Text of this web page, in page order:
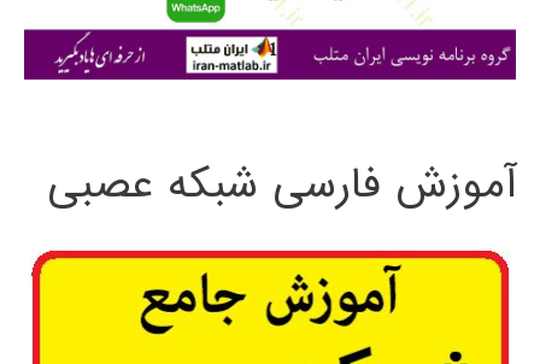
ی
آموزش فارسی شبکه عصبی